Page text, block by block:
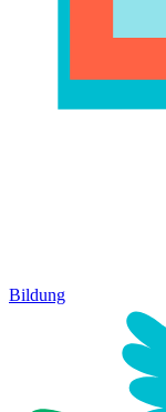
Bildung